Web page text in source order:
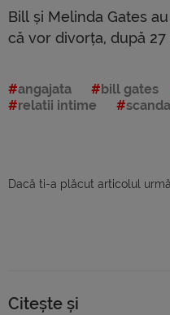
Bill și Melinda Gates
că vor divorța, după
angajata bill gates
relatii intime
Dacă ti-a plăcut articolul
Citește și